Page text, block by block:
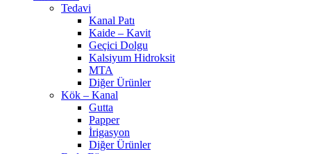
Tedavi
Kanal Patı
Kaide – Kavit
Geçici Dolgu
Kalsiyum Hidroksit
MTA
Diğer Ürünler
Kök – Kanal
Gutta
Papper
İrigasyon
Diğer Ürünler